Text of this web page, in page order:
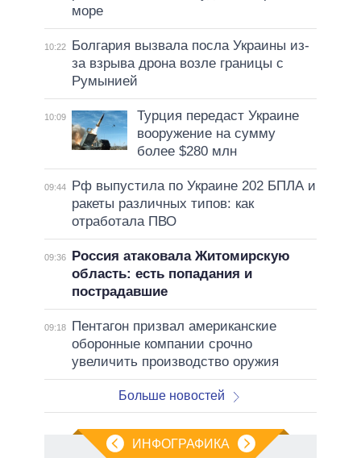
море
10:22
Болгария вызвала посла Украины из-
за взрыва дрона возле границы с
Румынией
10:09
Турция передаст Украине
вооружение на сумму
более $280 млн
09:44
Рф выпустила по Украине 202 БПЛА и
ракеты различных типов: как
отработала ПВО
09:36
Россия атаковала Житомирскую
область: есть попадания и
пострадавшие
09:18
Пентагон призвал американские
оборонные компании срочно
увеличить производство оружия
Больше новостей
ИНФОГРАФИКА